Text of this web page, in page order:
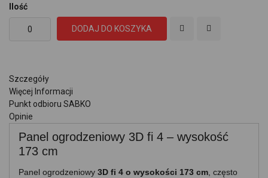
Ilość
DODAJ DO KOSZYKA
Szczegóły
Więcej Informacji
Punkt odbioru SABKO
Opinie
Panel ogrodzeniowy 3D fi 4 – wysokość
173 cm
Panel ogrodzeniowy 3D fi 4 o wysokości 173 cm , często